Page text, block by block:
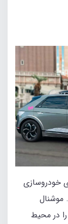
خودروسازی
موشنال
در محیط